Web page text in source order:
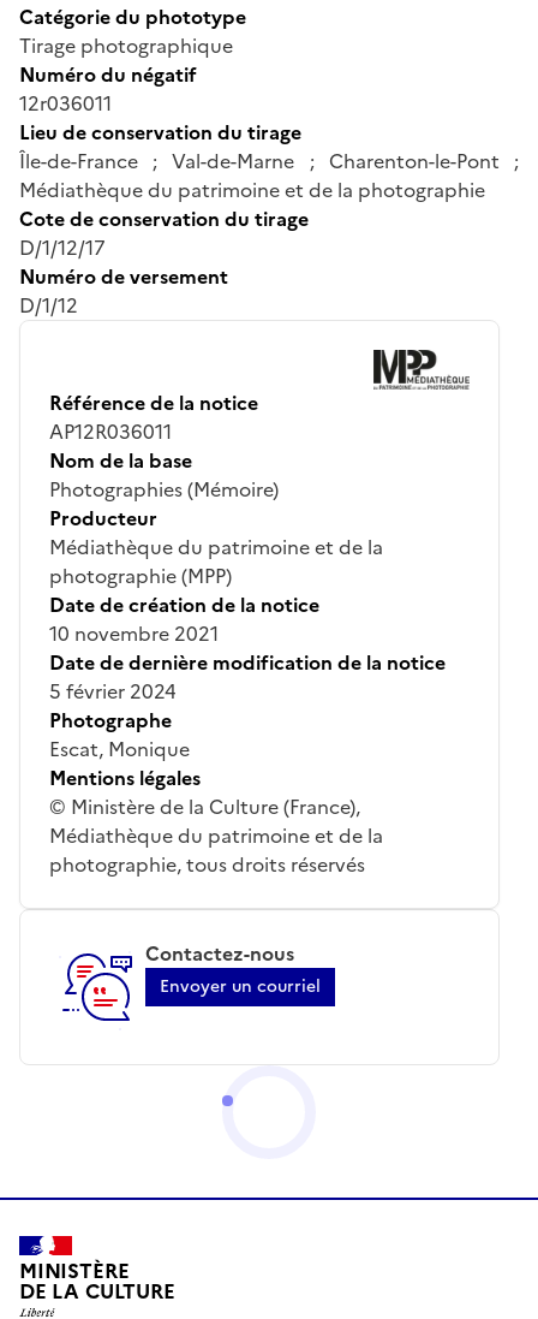
Catégorie du phototype
Tirage photographique
Numéro du négatif
12r036011
Lieu de conservation du tirage
Île-de-France ; Val-de-Marne ; Charenton-le-Pont ;
Médiathèque du patrimoine et de la photographie
Cote de conservation du tirage
D/1/12/17
Numéro de versement
D/1/12
Référence de la notice
AP12R036011
Nom de la base
Photographies (Mémoire)
Producteur
Médiathèque du patrimoine et de la
photographie (MPP)
Date de création de la notice
10 novembre 2021
Date de dernière modification de la notice
5 février 2024
Photographe
Escat, Monique
Mentions légales
© Ministère de la Culture (France),
Médiathèque du patrimoine et de la
photographie, tous droits réservés
Contactez-nous
Envoyer un courriel
MINISTÈRE
DE LA CULTURE